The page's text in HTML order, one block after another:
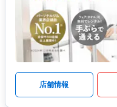
店舗情報